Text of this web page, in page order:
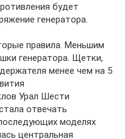
будет
генератора.
правила. Меньшим
генератора. Щетки,
менее чем на 5
Урал Шести
отвечать
моделях
центральная